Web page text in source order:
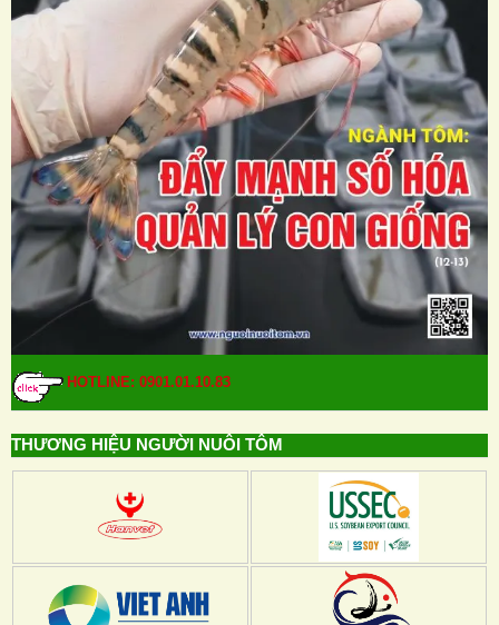
HOTLINE: 0901.01.10.83
THƯƠNG HIỆU NGƯỜI NUÔI TÔM